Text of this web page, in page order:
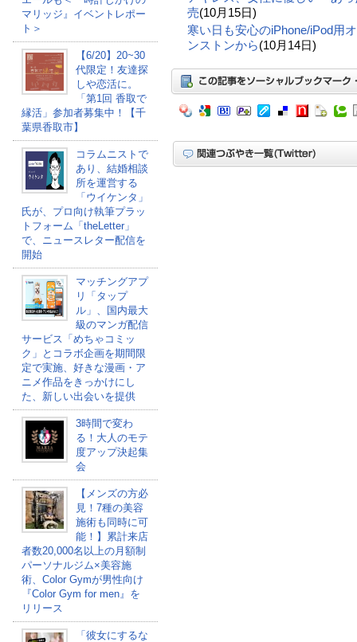
マリッジ』イベントレポー
ト＞
【6/20】20~30
代限定！友達探
しや恋活に。
「第1回 香取で
縁活」参加者募集中！【千
葉県香取市】
コラムニストで
あり、結婚相談
所を運営する
「ウイケンタ」
氏が、プロ向け執筆プラッ
トフォーム「theLetter」
で、ニュースレター配信を
開始
マッチングアプ
リ「タップ
ル」、国内最大
級のマンガ配信
サービス「めちゃコミッ
ク」とコラボ企画を期間限
定で実施、好きな漫画・ア
ニメ作品をきっかけにし
た、新しい出会いを提供
3時間で変わ
る！大人のモテ
度アップ決起集
会
【メンズの方必
見！7種の美容
施術も同時に可
能！】累計来店
者数20,000名以上の月額制
パーソナルジム×美容施
術、Color Gymが男性向け
『Color Gym for men』を
リリース
「彼女にするな
売(10月15日)
寒い日も安心のiPhone/iPod用
ンストンから(10月14日)